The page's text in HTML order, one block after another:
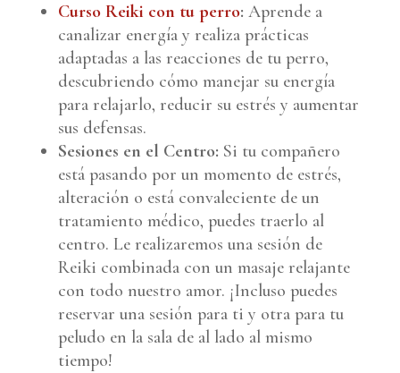
Curso Reiki con tu perro: Aprende a
canalizar energía y realiza prácticas
adaptadas a las reacciones de tu perro,
descubriendo cómo manejar su energía
para relajarlo, reducir su estrés y aumentar
sus defensas.
Sesiones en el Centro: Si tu compañero
está pasando por un momento de estrés,
alteración o está convaleciente de un
tratamiento médico, puedes traerlo al
centro. Le realizaremos una sesión de
Reiki combinada con un masaje relajante
con todo nuestro amor. ¡Incluso puedes
reservar una sesión para ti y otra para tu
peludo en la sala de al lado al mismo
tiempo!